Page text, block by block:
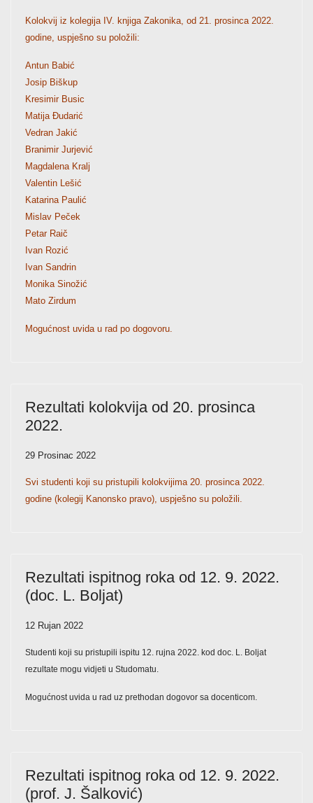
Kolokvij iz kolegija IV. knjiga Zakonika, od 21. prosinca 2022.
godine, uspješno su položili:
Antun Babić
Josip Biškup
Kresimir Busic
Matija Đudarić
Vedran Jakić
Branimir Jurjević
Magdalena Kralj
Valentin Lešić
Katarina Paulić
Mislav Peček
Petar Raič
Ivan Rozić
Ivan Sandrin
Monika Sinožić
Mato Zirdum
Mogućnost uvida u rad po dogovoru.
Rezultati kolokvija od 20. prosinca
2022.
29 Prosinac 2022
Svi studenti koji su pristupili kolokvijima 20. prosinca 2022.
godine (kolegij Kanonsko pravo), uspješno su položili.
Rezultati ispitnog roka od 12. 9. 2022.
(doc. L. Boljat)
12 Rujan 2022
Studenti koji su pristupili ispitu 12. rujna 2022. kod doc. L. Boljat
rezultate mogu vidjeti u Studomatu.
Mogućnost uvida u rad uz prethodan dogovor sa docenticom.
Rezultati ispitnog roka od 12. 9. 2022.
(prof. J. Šalković)